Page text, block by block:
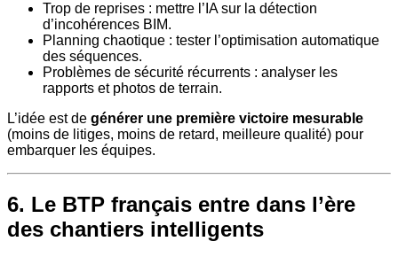
Trop de reprises : mettre l’IA sur la détection
d’incohérences BIM.
Planning chaotique : tester l’optimisation automatique
des séquences.
Problèmes de sécurité récurrents : analyser les
rapports et photos de terrain.
L’idée est de générer une première victoire mesurable
(moins de litiges, moins de retard, meilleure qualité) pour
embarquer les équipes.
6. Le BTP français entre dans l’ère
des chantiers intelligents